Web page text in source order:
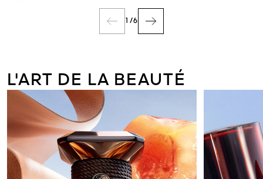
1 /6
L'ART DE LA BEAUTÉ